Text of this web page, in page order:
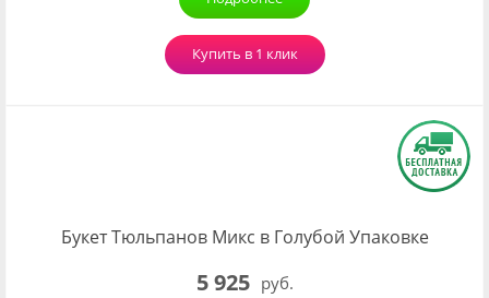
Купить в 1 клик
Букет Тюльпанов Микс в Голубой Упаковке
5 925 руб.